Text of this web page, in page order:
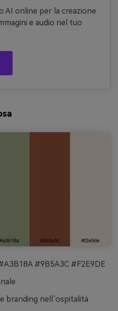
AI online per la creazione
e audio nel tuo
#9B5A3C #F2E9DE
branding nell’ospitalità